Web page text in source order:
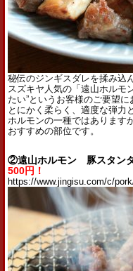
秘伝のジンギスダレを揉み込
スズキヤ人気の「遠山ホルモ
たい”というお客様のご要望に
とにかく柔らく、適度な弾力
ホルモンの一種ではあります
おすすめの部位です。
②遠山ホルモン 豚スタン
500円！
https://www.jingisu.com/c/